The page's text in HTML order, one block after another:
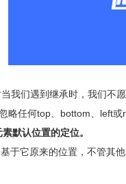
我们遇到继承时，我们不
略任何top、bottom、left
默认位置的定位。
于它原来的位置，不管其